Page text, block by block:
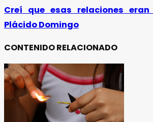
Creí que esas relaciones eran
Plácido Domingo
CONTENIDO RELACIONADO